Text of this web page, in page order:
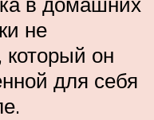
не
который он
для себя